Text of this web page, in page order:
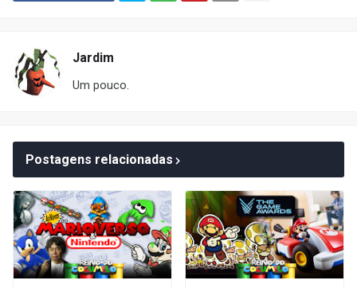
Jardim
Um pouco.
Postagens relacionadas